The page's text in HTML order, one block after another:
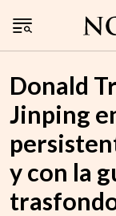
Donald
Jinping
y con la